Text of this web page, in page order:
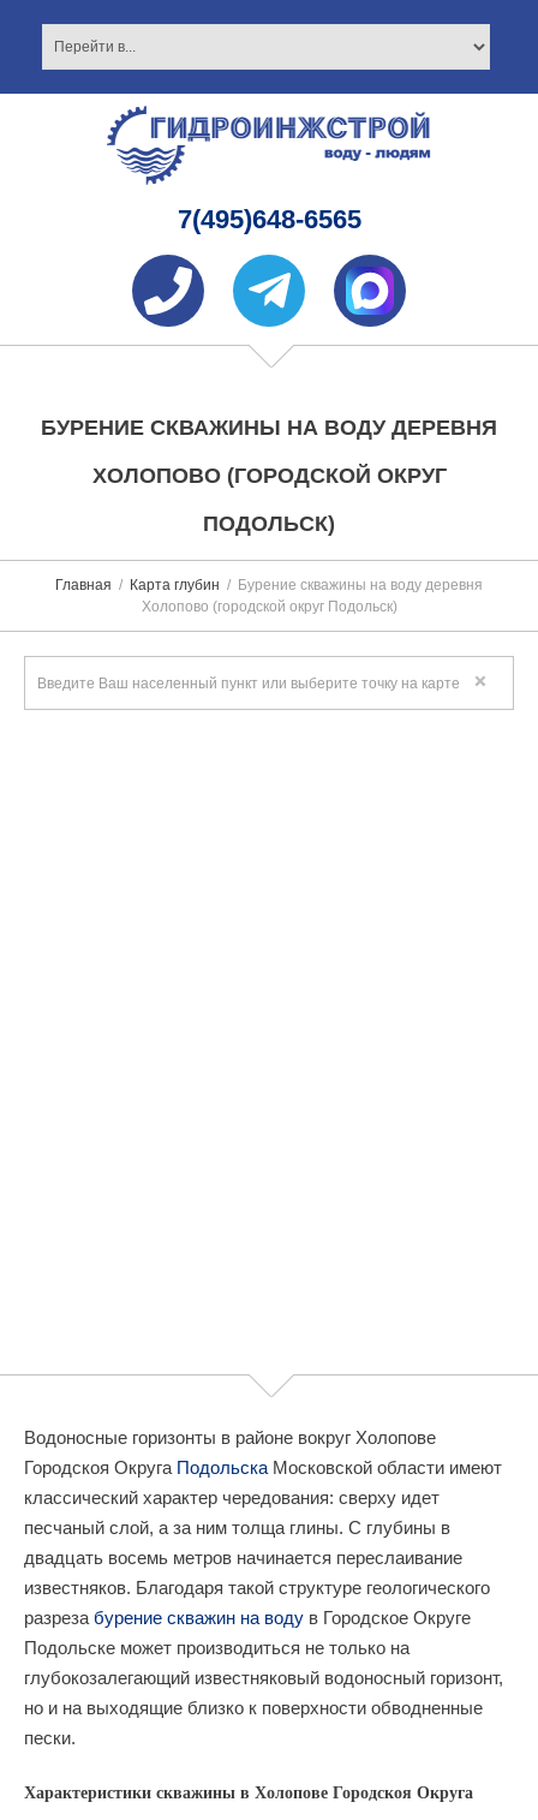
7(495)648-6565
БУРЕНИЕ СКВАЖИНЫ НА ВОДУ ДЕРЕВНЯ
ХОЛОПОВО (ГОРОДСКОЙ ОКРУГ
ПОДОЛЬСК)
Главная Карта глубин
Бурение скважины на воду деревня
Холопово (городской округ Подольск)
Водоносные горизонты в районе вокруг Холопове
Городскоя Округа Подольска Московской области имеют
классический характер чередования: сверху идет
песчаный слой, а за ним толща глины. С глубины в
двадцать восемь метров начинается переслаивание
известняков. Благодаря такой структуре геологического
разреза бурение скважин на воду в Городское Округе
Подольске может производиться не только на
глубокозалегающий известняковый водоносный горизонт,
но и на выходящие близко к поверхности обводненные
пески.
Характеристики скважины в Холопове Городскоя Округа